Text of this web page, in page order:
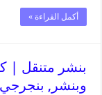
أكمل القراءة »
وبنشر,